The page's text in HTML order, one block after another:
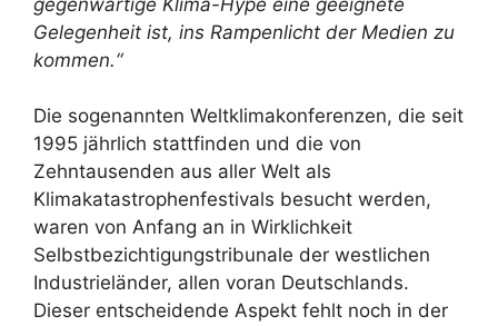
Gelegenheit ist, ins Rampenlicht der Medien zu
kommen.“
Die sogenannten Weltklimakonferenzen, die seit
1995 jährlich stattfinden und die von
Zehntausenden aus aller Welt als
Klimakatastrophenfestivals besucht werden,
waren von Anfang an in Wirklichkeit
Selbstbezichtigungstribunale der westlichen
Industrieländer, allen voran Deutschlands.
Dieser entscheidende Aspekt fehlt noch in der